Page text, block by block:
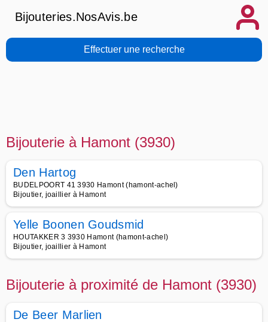
Bijouteries.NosAvis.be
Effectuer une recherche
Bijouterie à Hamont (3930)
Den Hartog
BUDELPOORT 41 3930 Hamont (hamont-achel)
Bijoutier, joaillier à Hamont
Yelle Boonen Goudsmid
HOUTAKKER 3 3930 Hamont (hamont-achel)
Bijoutier, joaillier à Hamont
Bijouterie à proximité de Hamont (3930)
De Beer Marlien